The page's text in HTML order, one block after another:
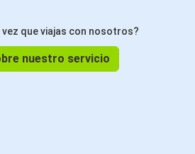
vez que viajas con nosotros?
nuestro servicio